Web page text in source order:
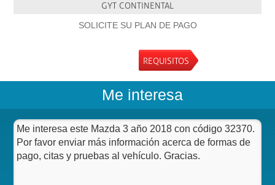
GYT CONTINENTAL
SOLICITE SU PLAN DE PAGO
REQUISITOS
Me interesa